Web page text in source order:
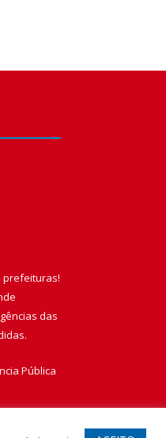
prefeituras!
das
Pública